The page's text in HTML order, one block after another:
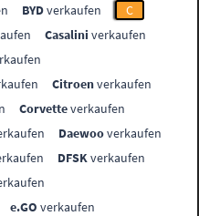
BYDverkaufen
C
Casalini verkaufen
Citroenverkaufen
Corvetteverkaufen
Daewooverkaufen
DFSKverkaufen
e.GO verkaufen